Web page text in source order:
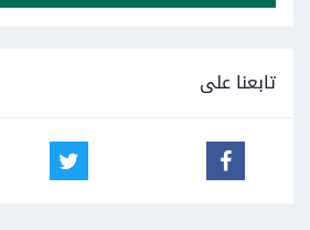
تابعنا على